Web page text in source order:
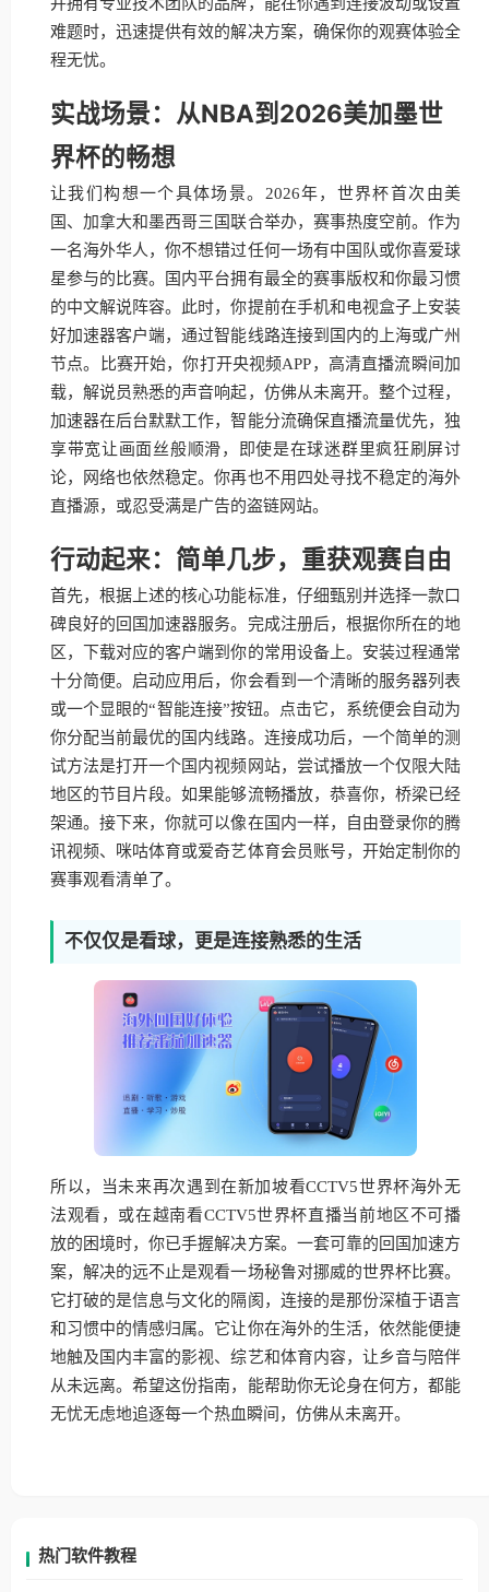
难题时，迅速提供有效的解决方案，确保你的观赛体验全
程无忧。
实战场景：从NBA到2026美加墨世
界杯的畅想
让我们构想一个具体场景。2026年，世界杯首次由美
国、加拿大和墨西哥三国联合举办，赛事热度空前。作为
一名海外华人，你不想错过任何一场有中国队或你喜爱球
星参与的比赛。国内平台拥有最全的赛事版权和你最习惯
的中文解说阵容。此时，你提前在手机和电视盒子上安装
好加速器客户端，通过智能线路连接到国内的上海或广州
节点。比赛开始，你打开央视频APP，高清直播流瞬间加
载，解说员熟悉的声音响起，仿佛从未离开。整个过程，
加速器在后台默默工作，智能分流确保直播流量优先，独
享带宽让画面丝般顺滑，即使是在球迷群里疯狂刷屏讨
论，网络也依然稳定。你再也不用四处寻找不稳定的海外
直播源，或忍受满是广告的盗链网站。
行动起来：简单几步，重获观赛自由
首先，根据上述的核心功能标准，仔细甄别并选择一款口
碑良好的回国加速器服务。完成注册后，根据你所在的地
区，下载对应的客户端到你的常用设备上。安装过程通常
十分简便。启动应用后，你会看到一个清晰的服务器列表
或一个显眼的“智能连接”按钮。点击它，系统便会自动为
你分配当前最优的国内线路。连接成功后，一个简单的测
试方法是打开一个国内视频网站，尝试播放一个仅限大陆
地区的节目片段。如果能够流畅播放，恭喜你，桥梁已经
架通。接下来，你就可以像在国内一样，自由登录你的腾
讯视频、咪咕体育或爱奇艺体育会员账号，开始定制你的
赛事观看清单了。
不仅仅是看球，更是连接熟悉的生活
所以，当未来再次遇到在新加坡看CCTV5世界杯海外无
法观看，或在越南看CCTV5世界杯直播当前地区不可播
放的困境时，你已手握解决方案。一套可靠的回国加速方
案，解决的远不止是观看一场秘鲁对挪威的世界杯比赛。
它打破的是信息与文化的隔阂，连接的是那份深植于语言
和习惯中的情感归属。它让你在海外的生活，依然能便捷
地触及国内丰富的影视、综艺和体育内容，让乡音与陪伴
从未远离。希望这份指南，能帮助你无论身在何方，都能
无忧无虑地追逐每一个热血瞬间，仿佛从未离开。
热门软件教程